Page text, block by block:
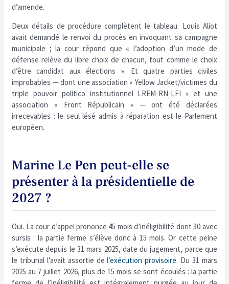
d’amende.
Deux détails de procédure complètent le tableau. Louis Aliot
avait demandé le renvoi du procès en invoquant sa campagne
municipale ; la cour répond que « l’adoption d’un mode de
défense relève du libre choix de chacun, tout comme le choix
d’être candidat aux élections ». Et quatre parties civiles
improbables — dont une association « Yellow Jacket/victimes du
triple pouvoir politico institutionnel LREM-RN-LFI » et une
association « Front Républicain » — ont été déclarées
irrecevables : le seul lésé admis à réparation est le Parlement
européen.
Marine Le Pen peut-elle se
présenter à la présidentielle de
2027 ?
Oui. La cour d’appel prononce 45 mois d’inéligibilité dont 30 avec
sursis : la partie ferme s’élève donc à 15 mois. Or cette peine
s’exécute depuis le 31 mars 2025, date du jugement, parce que
le tribunal l’avait assortie de l’exécution provisoire. Du 31 mars
2025 au 7 juillet 2026, plus de 15 mois se sont écoulés : la partie